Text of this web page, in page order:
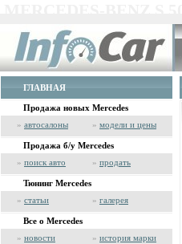
ГЛАВНАЯ
Продажа новых Mercedes
» автосалоны » модели и цены
Продажа б/у Mercedes
» поиск авто » продать
Тюнинг Mercedes
» статьи » галерея
Все о Mercedes
» новости » история марки